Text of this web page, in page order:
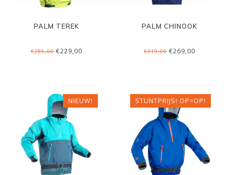
PALM TEREK
€285,00 €229,00
PALM CHINOOK
€319,00 €269,00
NIEUW! STUNTPRIJS! OP=OP!